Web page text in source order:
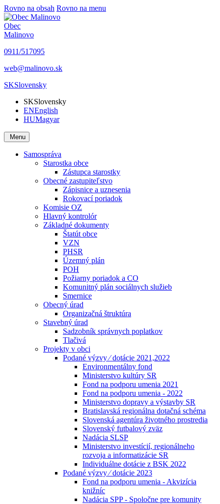
Rovno na obsah Rovno na menu
Obec
Malinovo
0911/517095
web@malinovo.sk
SKSlovensky
SKSlovensky
ENEnglish
HUMagyar
Menu
Samospráva
Starostka obce
Zástupca starostky
Obecné zastupiteľstvo
Zápisnice a uznesenia
Rokovací poriadok
Komisie OZ
Hlavný kontrolór
Základné dokumenty
Štatút obce
VZN
PHSR
Územný plán
POH
Požiarny poriadok a CO
Komunitný plán sociálnych služieb
Smernice
Obecný úrad
Organizačná štruktúra
Stavebný úrad
Sadzobník správnych poplatkov
Tlačivá
Projekty v obci
Podané výzvy ⁄ dotácie 2021,2022
Environmentálny fond
Ministerstvo kultúry SR
Fond na podporu umenia 2021
Fond na podporu umenia - 2022
Ministerstvo dopravy a výstavby SR
Bratislavská regionálna dotačná schéma
Slovenská agentúra životného prostredia
Slovenský futbalový zväz
Nadácia SLSP
Ministerstvo investícií, regionálneho
rozvoja a informatizácie SR
Individuálne dotácie z BSK 2022
Podané výzvy ⁄ dotácie 2023
Fond na podporu umenia - Akvizícia
knižníc
Nadácia SPP - Spoločne pre komunity